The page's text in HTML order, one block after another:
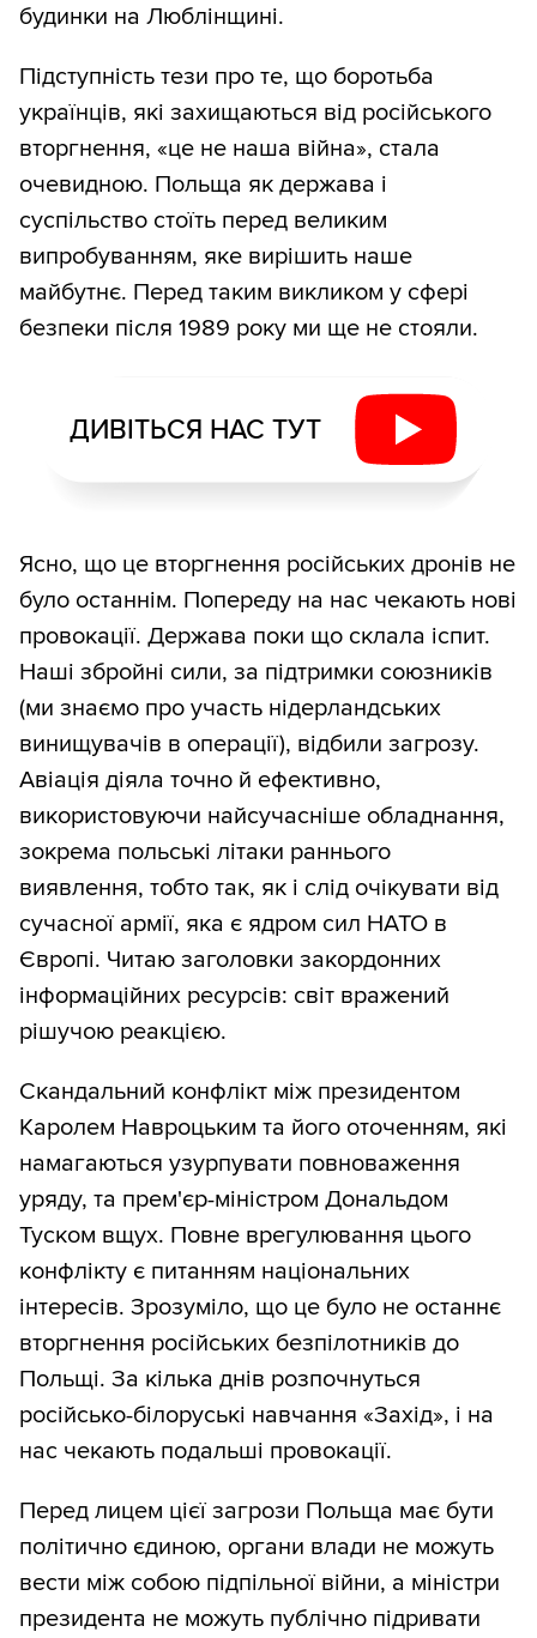
будинки на Люблінщині.
Підступність тези про те, що боротьба
українців, які захищаються від російського
вторгнення, «це не наша війна», стала
очевидною. Польща як держава і
суспільство стоїть перед великим
випробуванням, яке вирішить наше
майбутнє. Перед таким викликом у сфері
безпеки після 1989 року ми ще не стояли.
ДИВІТЬСЯ НАС ТУТ
Ясно, що це вторгнення російських дронів не
було останнім. Попереду на нас чекають нові
провокації. Держава поки що склала іспит.
Наші збройні сили, за підтримки союзників
(ми знаємо про участь нідерландських
винищувачів в операції), відбили загрозу.
Авіація діяла точно й ефективно,
використовуючи найсучасніше обладнання,
зокрема польські літаки раннього
виявлення, тобто так, як і слід очікувати від
сучасної армії, яка є ядром сил НАТО в
Європі. Читаю заголовки закордонних
інформаційних ресурсів: світ вражений
рішучою реакцією.
Скандальний конфлікт між президентом
Каролем Навроцьким та його оточенням, які
намагаються узурпувати повноваження
уряду, та прем'єр-міністром Дональдом
Туском вщух. Повне врегулювання цього
конфлікту є питанням національних
інтересів. Зрозуміло, що це було не останнє
вторгнення російських безпілотників до
Польщі. За кілька днів розпочнуться
російсько-білоруські навчання «Захід», і на
нас чекають подальші провокації.
Перед лицем цієї загрози Польща має бути
політично єдиною, органи влади не можуть
вести між собою підпільної війни, а міністри
президента не можуть публічно підривати